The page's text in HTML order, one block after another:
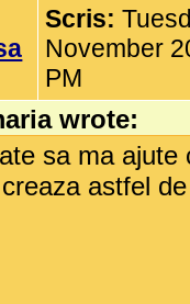
Scris:
November
PM
wrote:
sa ma ajute
astfel